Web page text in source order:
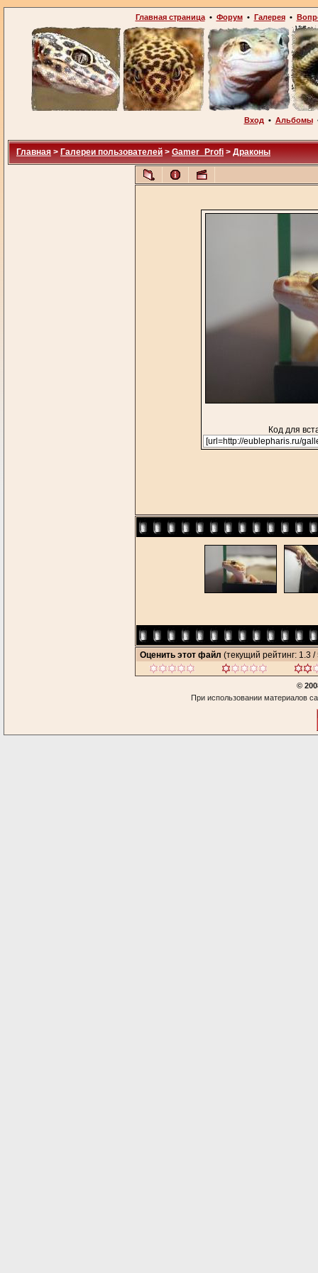
Главная страница• Форум• Галерея•
Вход • Альбомы
Главная > Галереи пользователей > Gamer_Profi > Драконы
Код для
Оценить этот файл (текущий рейтинг: 1.3 /
©
При использовании материалов